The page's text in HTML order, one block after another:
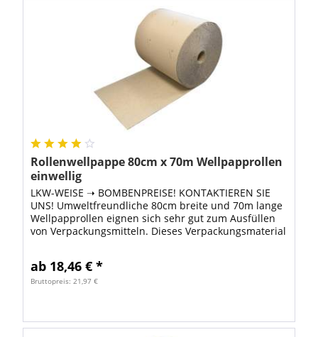
Rollenwellpappe 80cm x 70m Wellpapprollen
einwellig
LKW-WEISE ➝ BOMBENPREISE! KONTAKTIEREN SIE
UNS! Umweltfreundliche 80cm breite und 70m lange
Wellpapprollen eignen sich sehr gut zum Ausfüllen
von Verpackungsmitteln. Dieses Verpackungsmaterial
ab 18,46 € *
Bruttopreis: 21,97 €